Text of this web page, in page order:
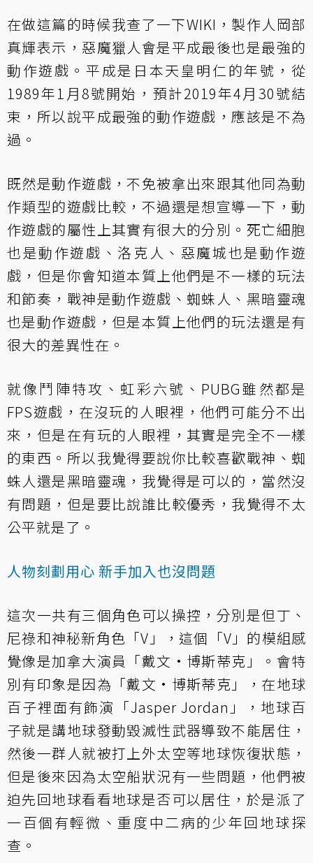
在做這篇的時候我查了一下WIKI，製作人岡部
真輝表示，惡魔獵人會是平成最後也是最強的
動作遊戲。平成是日本天皇明仁的年號，從
1989年1月8號開始，預計2019年4月30號結
束，所以說平成最強的動作遊戲，應該是不為
過。
既然是動作遊戲，不免被拿出來跟其他同為動
作類型的遊戲比較，不過還是想宣導一下，動
作遊戲的屬性上其實有很大的分別。死亡細胞
也是動作遊戲、洛克人、惡魔城也是動作遊
戲，但是你會知道本質上他們是不一樣的玩法
和節奏，戰神是動作遊戲、蜘蛛人、黑暗靈魂
也是動作遊戲，但是本質上他們的玩法還是有
很大的差異性在。
就像鬥陣特攻、虹彩六號、PUBG雖然都是
FPS遊戲，在沒玩的人眼裡，他們可能分不出
來，但是在有玩的人眼裡，其實是完全不一樣
的東西。所以我覺得要說你比較喜歡戰神、蜘
蛛人還是黑暗靈魂，我覺得是可以的，當然沒
有問題，但是要比說誰比較優秀，我覺得不太
公平就是了。
人物刻劃用心 新手加入也沒問題
這次一共有三個角色可以操控，分別是但丁、
尼祿和神秘新角色「V」，這個「V」的模組感
覺像是加拿大演員「戴文·博斯蒂克」。會特
別有印象是因為「戴文·博斯蒂克」，在地球
百子裡面有飾演「Jasper Jordan」，地球百
子就是講地球發動毀滅性武器導致不能居住，
然後一群人就被打上外太空等地球恢復狀態，
但是後來因為太空船狀況有一些問題，他們被
迫先回地球看看地球是否可以居住，於是派了
一百個有輕微、重度中二病的少年回地球探
查。